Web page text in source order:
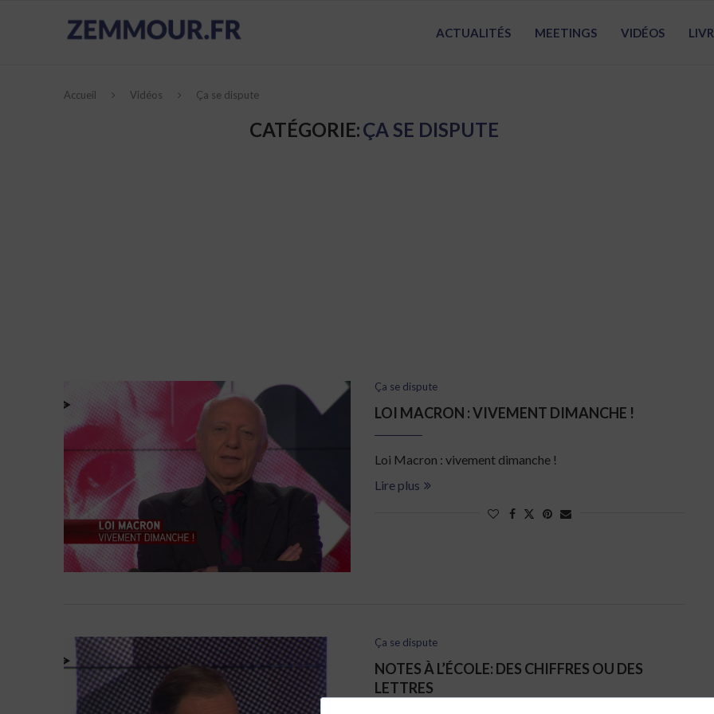
ACTUALITÉS MEETINGS VIDÉOS
Accueil Vidéos Ça se dispute
CATÉGORIE:ÇA SE DISPUTE
Ça se dispute
LOI MACRON : VIVEMENT DIMANCHE !
Loi Macron : vivement dimanche !
Lire plus
Ça se dispute
NOTES À L’ÉCOLE: DES CHIFFRES OU DES
LETTRES